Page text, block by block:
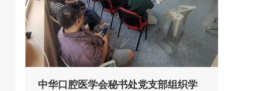
中华口腔医学会秘书处党支部组织学